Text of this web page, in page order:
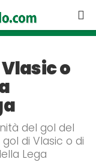
o
del gol del
di Vlasic o di
Lega